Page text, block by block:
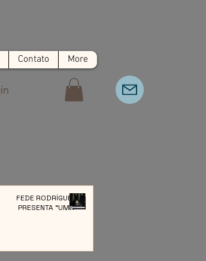
Contato More
FEDE RODRÍGUEZ
PRESENTA “UMA”